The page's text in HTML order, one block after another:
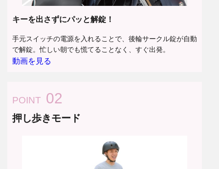
キーを出さずにパッと解錠！
手元スイッチの電源を入れることで、後輪サークル錠が自動
で解錠。忙しい朝でも慌てることなく、すぐ出発。
動画を見る
POINT 02
押し歩きモード